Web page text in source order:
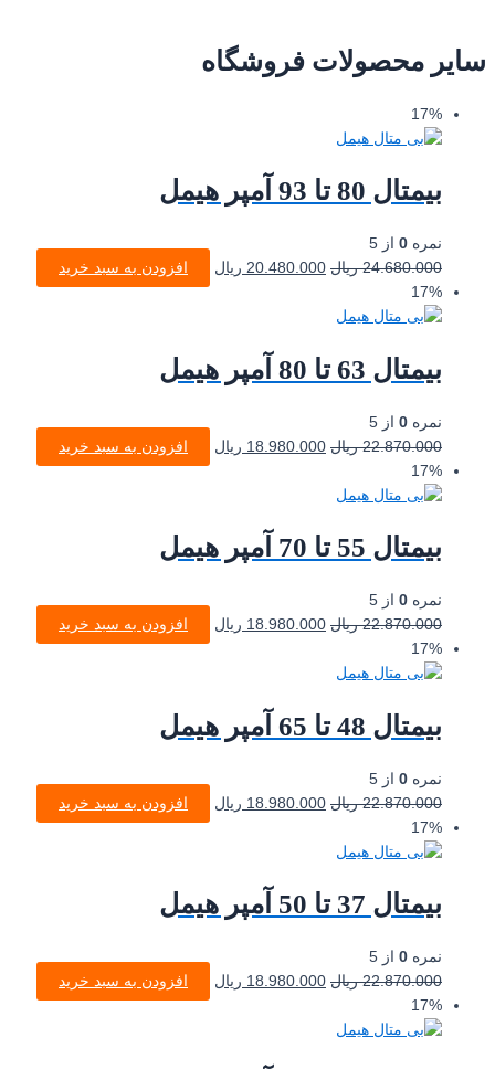
سایر محصولات فروشگاه
17%
بیمتال 80 تا 93 آمپر هیمل
نمره 0 از 5
24.680.000 ریال 20.480.000 ریال
افزودن به سبد خرید
17%
بیمتال 63 تا 80 آمپر هیمل
نمره 0 از 5
22.870.000 ریال 18.980.000 ریال
افزودن به سبد خرید
17%
بیمتال 55 تا 70 آمپر هیمل
نمره 0 از 5
22.870.000 ریال 18.980.000 ریال
افزودن به سبد خرید
17%
بیمتال 48 تا 65 آمپر هیمل
نمره 0 از 5
22.870.000 ریال 18.980.000 ریال
افزودن به سبد خرید
17%
بیمتال 37 تا 50 آمپر هیمل
نمره 0 از 5
22.870.000 ریال 18.980.000 ریال
افزودن به سبد خرید
17%